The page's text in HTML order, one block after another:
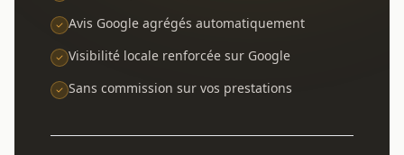
Avis Google agrégés automatiquement
Visibilité locale renforcée sur Google
Sans commission sur vos prestations